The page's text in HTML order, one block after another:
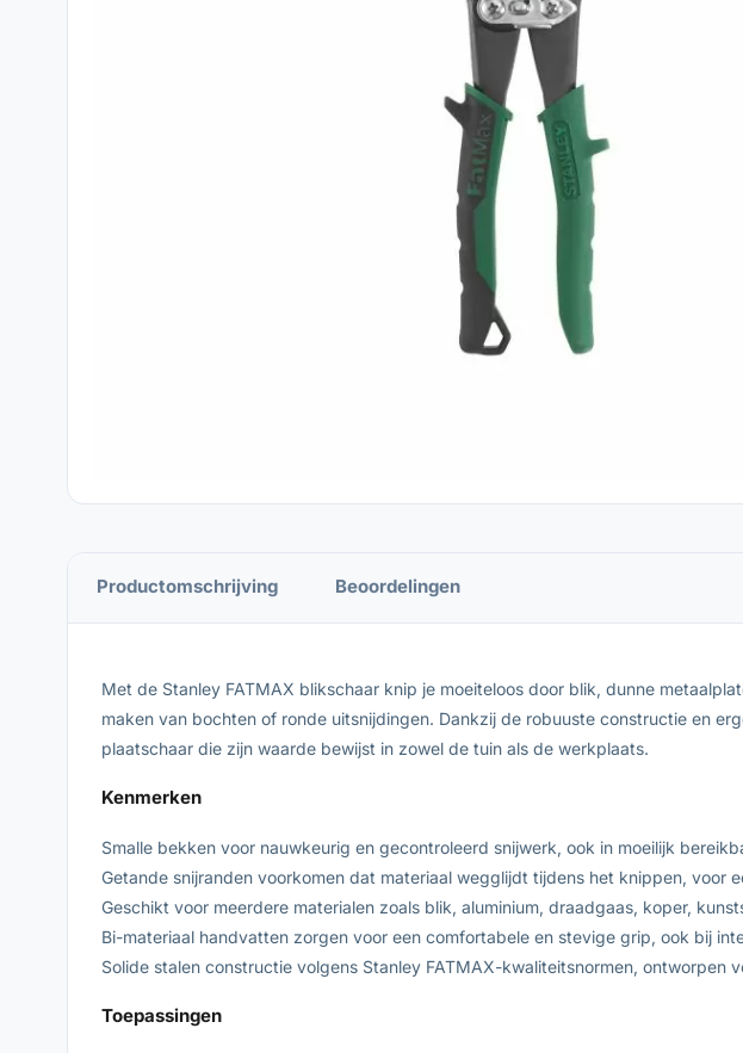
Productomschrijving Beoordelingen
Met de Stanley FATMAX blikschaar knip je moeiteloos door blik, dunne
maken van bochten of ronde uitsnijdingen. Dankzij de robuuste constructie en
plaatschaar die zijn waarde bewijst in zowel de tuin als de werkplaats.
Kenmerken
Smalle bekken voor nauwkeurig en gecontroleerd snijwerk, ook in moeilijk
Getande snijranden voorkomen dat materiaal wegglijdt tijdens het knippen, voor
Geschikt voor meerdere materialen zoals blik, aluminium, draadgaas, koper,
Bi-materiaal handvatten zorgen voor een comfortabele en stevige grip, ook bij
Solide stalen constructie volgens Stanley FATMAX-kwaliteitsnormen, ontworpen
Toepassingen